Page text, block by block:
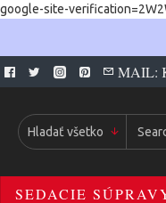
google-site-
MAIL:
Hladať všetko
SEDACIE